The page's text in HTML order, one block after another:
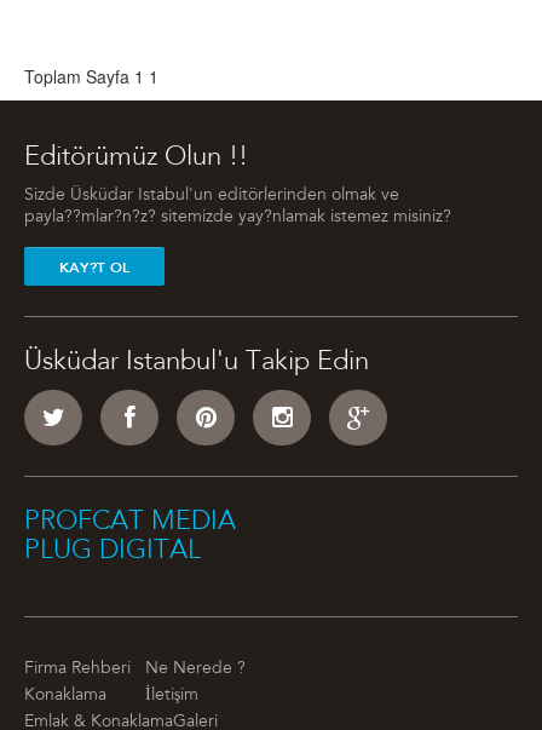
Toplam Sayfa 1 1
Editörümüz Olun !!
Sizde Üsküdar Istabul'un editörlerinden olmak ve
payla??mlar?n?z? sitemizde yay?nlamak istemez misiniz?
KAY?T OL
Üsküdar Istanbul'u Takip Edin
PROFCAT MEDIA
PLUG DIGITAL
Firma Rehberi
Ne Nerede ?
Konaklama
İletişim
Emlak & KonaklamaGaleri